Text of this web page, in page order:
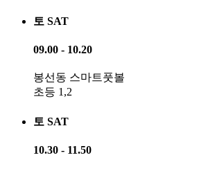
토 SAT
09.00 - 10.20
봉선동 스마트풋볼
초등 1,2
토 SAT
10.30 - 11.50